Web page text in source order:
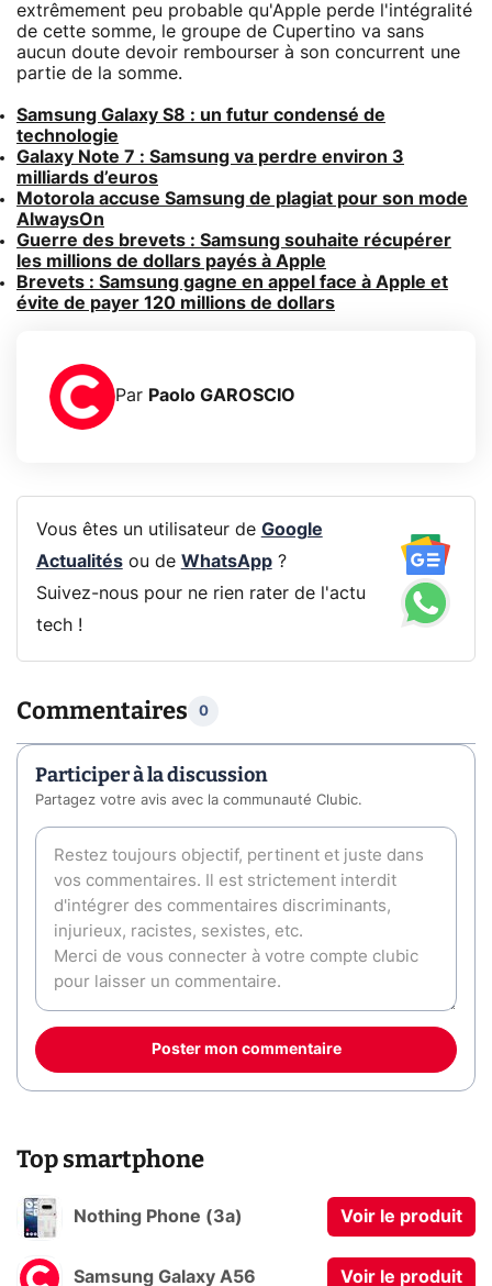
extrêmement peu probable qu'Apple perde l'intégralité
de cette somme, le groupe de Cupertino va sans
aucun doute devoir rembourser à son concurrent une
partie de la somme.
Samsung Galaxy S8 : un futur condensé de
technologie
Galaxy Note 7 : Samsung va perdre environ 3
milliards d’euros
Motorola accuse Samsung de plagiat pour son mode
AlwaysOn
Guerre des brevets : Samsung souhaite récupérer
les millions de dollars payés à Apple
Brevets : Samsung gagne en appel face à Apple et
évite de payer 120 millions de dollars
Par Paolo GAROSCIO
Vous êtes un utilisateur de Google
Actualitésou de WhatsApp?
Suivez-nous pour ne rien rater de l'actu
tech !
Commentaires 0
Participer à la discussion
Partagez votre avis avec la communauté Clubic.
Poster mon commentaire
Top smartphone
Nothing Phone (3a) Voir le produit
Samsung Galaxy A56 Voir le produit